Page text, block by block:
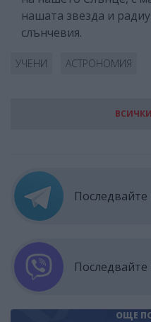
нашата звезда и
слънчевия.
УЧЕНИ АСТРОНОМИЯ
Последвайте
ОЩЕ